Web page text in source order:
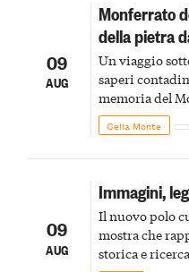
09
AUG
Monferrato
della pietra
Un viaggio
saperi
memoria del
Cella Monte
09
AUG
Immagini,
Il nuovo polo
mostra che
storica e